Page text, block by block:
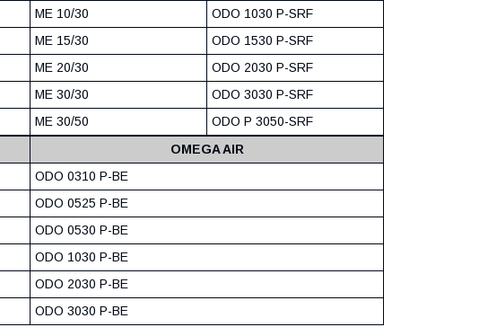
ME 10/30
ODO 1030 P-SRF
ME 15/30
ODO 1530 P-SRF
ME 20/30
ODO 2030 P-SRF
ME 30/30
ODO 3030 P-SRF
ME 30/50
ODO P 3050-SRF
OMEGA AIR
ODO 0310 P-BE
ODO 0525 P-BE
ODO 0530 P-BE
ODO 1030 P-BE
ODO 2030 P-BE
ODO 3030 P-BE